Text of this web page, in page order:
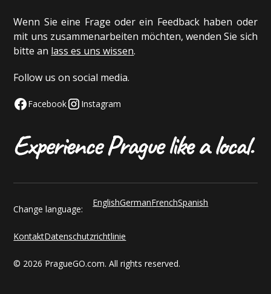
Wenn Sie eine Frage oder ein Feedback haben oder
mit uns zusammenarbeiten möchten, wenden Sie sich
bitte an lass es uns wissen.
Follow us on social media.
Facebook Instagram
© 2026 PragueGO.com. All rights reserved.
KontaktDatenschutzrichtlinie
Change language:
EnglishGermanFrenchSpanish